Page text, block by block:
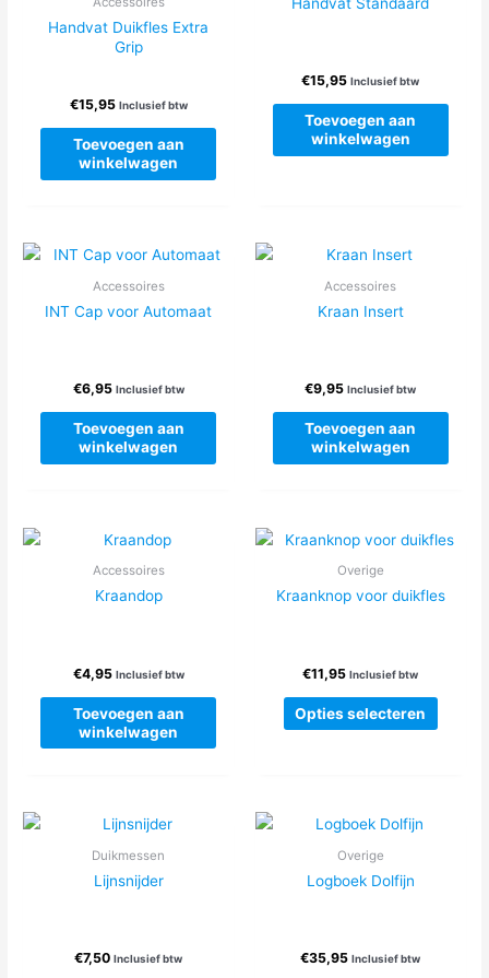
Handvat Duikfles Extra
Grip
€15,95 Inclusief btw
Toevoegen aan
winkelwagen
€15,95 Inclusief btw
Toevoegen aan
winkelwagen
Accessoires
INT Cap voor Automaat
€6,95 Inclusief btw
Toevoegen aan
winkelwagen
Accessoires
Kraan Insert
€9,95 Inclusief btw
Toevoegen aan
winkelwagen
Accessoires
Kraandop
€4,95 Inclusief btw
Toevoegen aan
winkelwagen
Overige
Kraanknop voor duikfles
€11,95 Inclusief btw
Opties selecteren
Dit
Duikmessen
Lijnsnijder
€7,50 Inclusief btw
Overige
Logboek Dolfijn
€35,95 Inclusief btw